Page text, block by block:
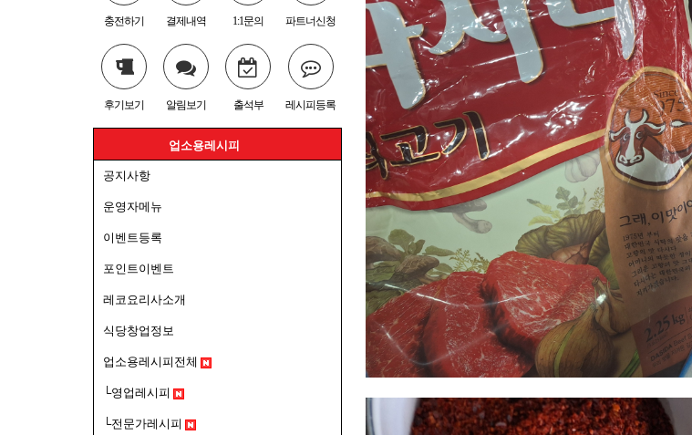
충전하기 결제내역 1:1문의 파트너신청
후기보기 알림보기 출석부 레시피등록
업소용레시피
공지사항
운영자메뉴
이벤트등록
포인트이벤트
레코요리사소개
식당창업정보
업소용레시피전체
└영업레시피
└전문가레시피